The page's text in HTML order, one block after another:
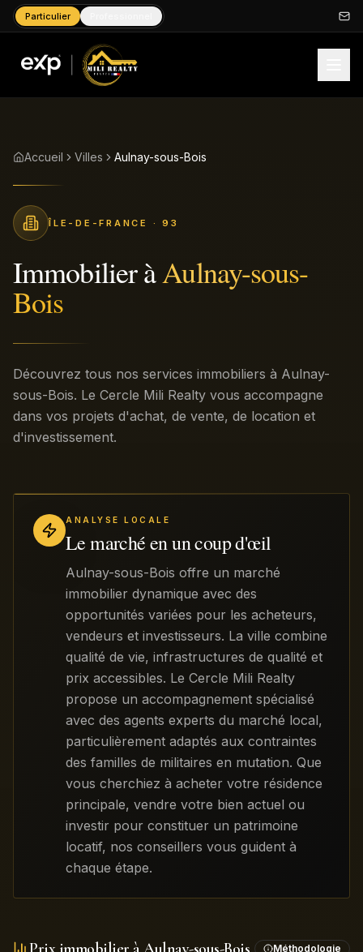
Particulier
Accueil Villes Aulnay-sous-Bois
ÎLE-DE-FRANCE · 93
Immobilier àAulnay-sous-
Bois
Découvrez tous nos services immobiliers à Aulnay-
sous-Bois. Le Cercle Mili Realty vous accompagne
dans vos projets d'achat, de vente, de location et
d'investissement.
ANALYSE LOCALE
Le marché en un coup d'œil
Aulnay-sous-Bois offre un marché
immobilier dynamique avec des
opportunités variées pour les acheteurs,
vendeurs et investisseurs. La ville combine
qualité de vie, infrastructures de qualité et
prix accessibles. Le Cercle Mili Realty
propose un accompagnement spécialisé
avec des agents experts du marché local,
particulièrement adaptés aux contraintes
des familles de militaires en mutation. Que
vous cherchiez à acheter votre résidence
principale, vendre votre bien actuel ou
investir pour constituer un patrimoine
locatif, nos conseillers vous guident à
chaque étape.
Méthodologie